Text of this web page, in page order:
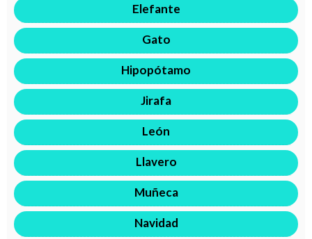
Elefante
Gato
Hipopótamo
Jirafa
León
Llavero
Muñeca
Navidad